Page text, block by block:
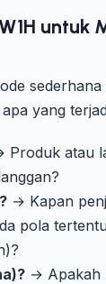
untuk
yang
Produk atau
→ Kapan
pola
→ Apakah